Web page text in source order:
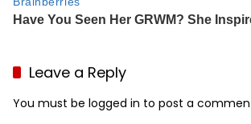
Leave a Reply
You must be logged in to post a